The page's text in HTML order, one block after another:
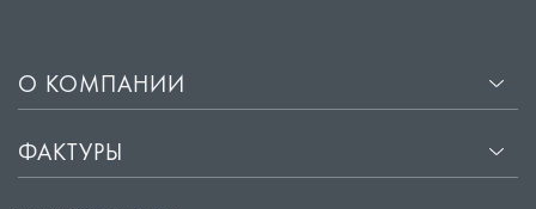
О КОМПАНИИ
ФАКТУРЫ